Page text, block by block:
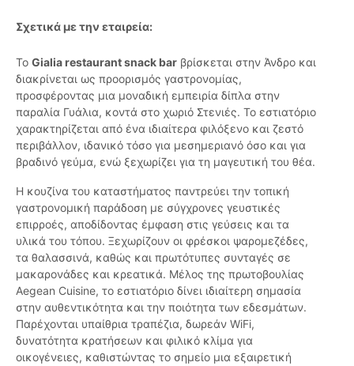
Σχετικά με την εταιρεία:
Το Gialia restaurant snack bar βρίσκεται στην Άνδρο και
διακρίνεται ως προορισμός γαστρονομίας,
προσφέροντας μια μοναδική εμπειρία δίπλα στην
παραλία Γυάλια, κοντά στο χωριό Στενιές. Το εστιατόριο
χαρακτηρίζεται από ένα ιδιαίτερα φιλόξενο και ζεστό
περιβάλλον, ιδανικό τόσο για μεσημεριανό όσο και για
βραδινό γεύμα, ενώ ξεχωρίζει για τη μαγευτική του θέα.
Η κουζίνα του καταστήματος παντρεύει την τοπική
γαστρονομική παράδοση με σύγχρονες γευστικές
επιρροές, αποδίδοντας έμφαση στις γεύσεις και τα
υλικά του τόπου. Ξεχωρίζουν οι φρέσκοι ψαρομεζέδες,
τα θαλασσινά, καθώς και πρωτότυπες συνταγές σε
μακαρονάδες και κρεατικά. Μέλος της πρωτοβουλίας
Aegean Cuisine, το εστιατόριο δίνει ιδιαίτερη σημασία
στην αυθεντικότητα και την ποιότητα των εδεσμάτων.
Παρέχονται υπαίθρια τραπέζια, δωρεάν WiFi,
δυνατότητα κρατήσεων και φιλικό κλίμα για
οικογένειες, καθιστώντας το σημείο μια εξαιρετική